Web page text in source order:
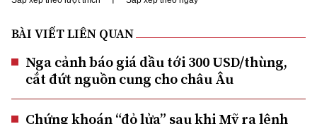
BÀI VIẾT LIÊN QUAN
Nga cảnh báo giá dầu tới 300 USD/thùng,
cắt đứt nguồn cung cho châu Âu
Chứng khoán “đỏ lửa” sau khi Mỹ ra lệnh